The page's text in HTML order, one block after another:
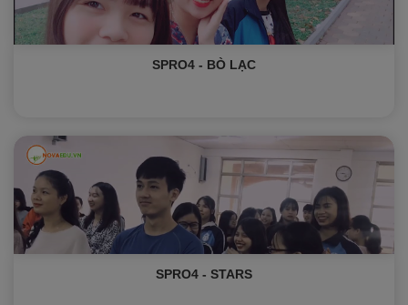
SPRO4 - BÒ LẠC
SPRO4 - STARS